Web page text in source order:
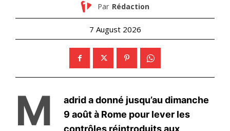
S'ABONNER MAINTENANT
Insight Publications
Nous contacter
Formules d’abonnement